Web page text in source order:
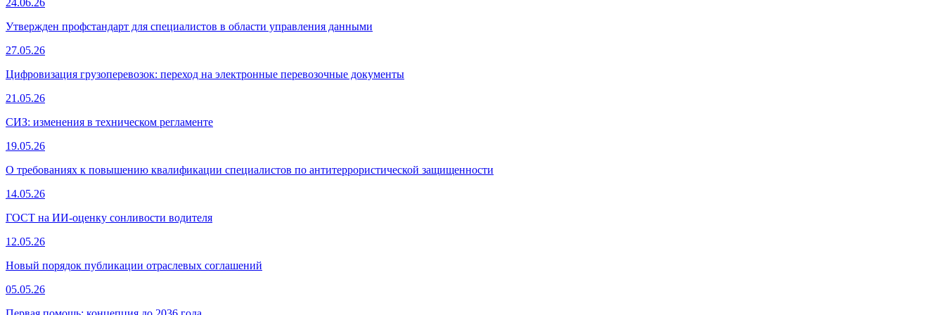
Утвержден профстандарт для специалистов в области управления данными
27.05.26
Цифровизация грузоперевозок: переход на электронные перевозочные документы
21.05.26
СИЗ: изменения в техническом регламенте
19.05.26
О требованиях к повышению квалификации специалистов по антитеррористической защищенности
14.05.26
ГОСТ на ИИ-оценку сонливости водителя
12.05.26
Новый порядок публикации отраслевых соглашений
05.05.26